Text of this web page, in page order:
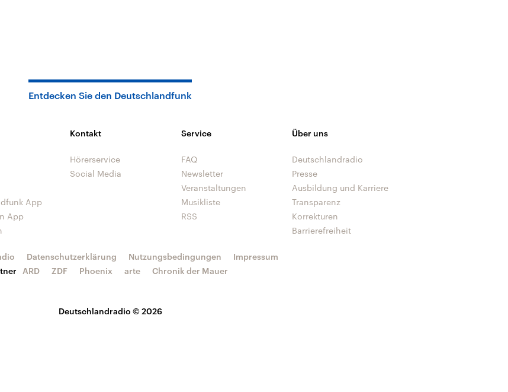
Entdecken Sie den Deutschlandfunk
App
App
Kontakt
Hörerservice
Social Media
Service
FAQ
Newsletter
Veranstaltungen
Musikliste
RSS
Über uns
Deutschlandradio
Presse
Ausbildung und Karriere
Transparenz
Korrekturen
Barrierefreiheit
Deutschlandradio © 2026
Datenschutzerklärung Nutzungsbedingungen
Impressum
ARD ZDF Phoenix arte Chronik der Mauer